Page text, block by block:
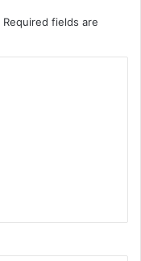
Required fields are